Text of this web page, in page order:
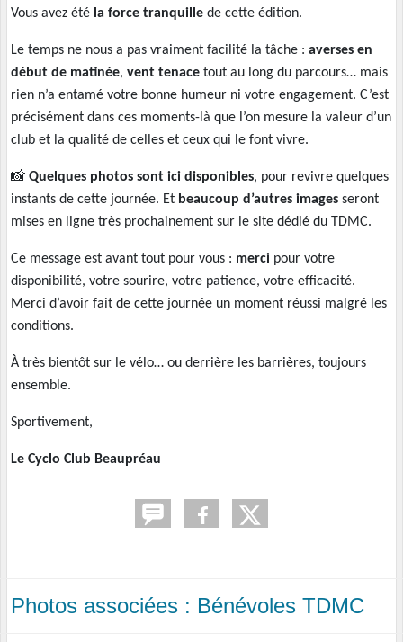
Vous avez été la force tranquille de cette édition.
Le temps ne nous a pas vraiment facilité la tâche : averses en
début de matinée, vent tenace tout au long du parcours… mais
rien n’a entamé votre bonne humeur ni votre engagement. C’est
précisément dans ces moments-là que l’on mesure la valeur d’un
club et la qualité de celles et ceux qui le font vivre.
📸 Quelques photos sont ici disponibles, pour revivre quelques
instants de cette journée. Et beaucoup d’autres images seront
mises en ligne très prochainement sur le site dédié du TDMC.
Ce message est avant tout pour vous : merci pour votre
disponibilité, votre sourire, votre patience, votre efficacité.
Merci d’avoir fait de cette journée un moment réussi malgré les
conditions.
À très bientôt sur le vélo… ou derrière les barrières, toujours
ensemble.
Sportivement,
Le Cyclo Club Beaupréau
Photos associées : Bénévoles TDMC